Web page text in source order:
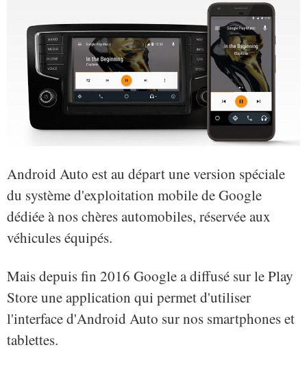
Android Auto est au départ une version spéciale
du système d'exploitation mobile de Google
dédiée à nos chères automobiles, réservée aux
véhicules équipés.
Mais depuis fin 2016 Google a diffusé sur le Play
Store une application qui permet d'utiliser
l'interface d'Android Auto sur nos smartphones et
tablettes.